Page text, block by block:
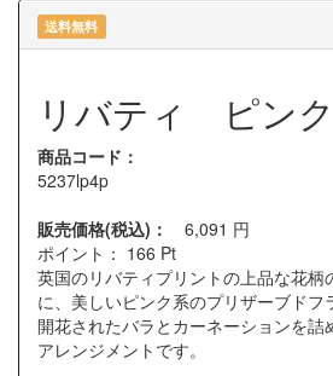
送料無料
リバティ ピンク
商品コード：
5237lp4p
販売価格(税込)： 6,091 円
ポイント： 166 Pt
英国のリバティプリントの上品な花柄
に、美しいピンク系のプリザーブドフ
開花されたバラとカーネーションを詰
アレンジメントです。